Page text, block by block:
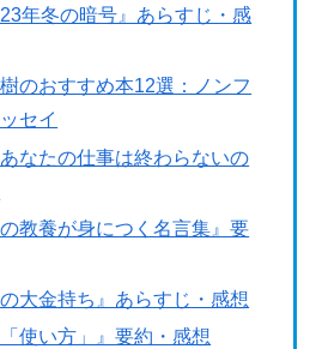
年冬の暗号』あらすじ・感
のおすすめ本12選：ノンフ
セイ
なたの仕事は終わらないの
教養が身につく名言集』要
大金持ち』あらすじ・感想
使い方」』要約・感想